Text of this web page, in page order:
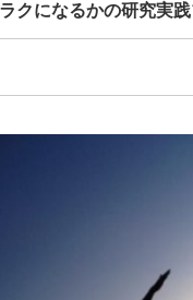
クになるかの研究実